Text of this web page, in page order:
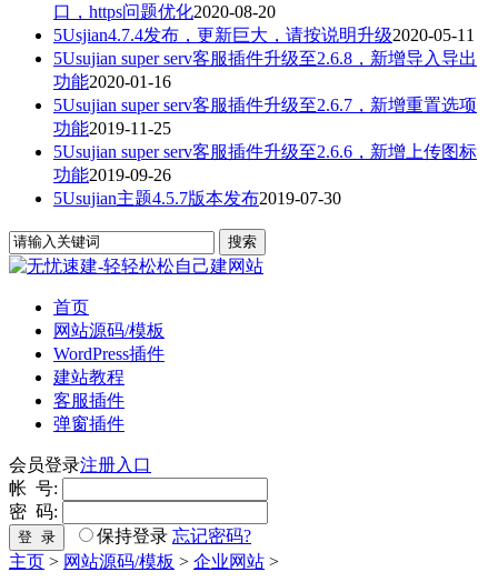
口，https问题优化2020-08-20
5Usjian4.7.4发布，更新巨大，请按说明升级2020-05-11
5Usujian super serv客服插件升级至2.6.8，新增导入导出
功能2020-01-16
5Usujian super serv客服插件升级至2.6.7，新增重置选项
功能2019-11-25
5Usujian super serv客服插件升级至2.6.6，新增上传图标
功能2019-09-26
5Usujian主题4.5.7版本发布2019-07-30
首页
网站源码/模板
WordPress插件
建站教程
客服插件
弹窗插件
会员登录注册入口
帐 号:
密 码:
登 录 保持登录 忘记密码?
主页 > 网站源码/模板 > 企业网站 >